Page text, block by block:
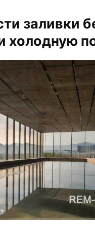
заливки
холодную